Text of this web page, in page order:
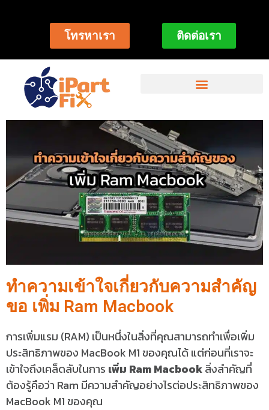
โทรหาเรา ติดต่อเรา
ทำความเข้าใจเกี่ยวกับความสำคัญ
ขอ เพิ่ม Ram Macbook
การเพิ่มแรม (RAM) เป็นหนึ่งในสิ่งที่คุณสามารถทำเพื่อเพิ่ม
ประสิทธิภาพของ MacBook M1 ของคุณได้ แต่ก่อนที่เราจะ
เข้าใจถึงเคล็ดลับในการ เพิ่ม Ram Macbookสิ่งสำคัญที่
ต้องรู้คือว่า Ram มีความสำคัญอย่างไรต่อประสิทธิภาพของ
MacBook M1 ของคุณ